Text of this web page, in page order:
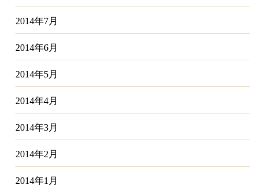
2014年7月
2014年6月
2014年5月
2014年4月
2014年3月
2014年2月
2014年1月